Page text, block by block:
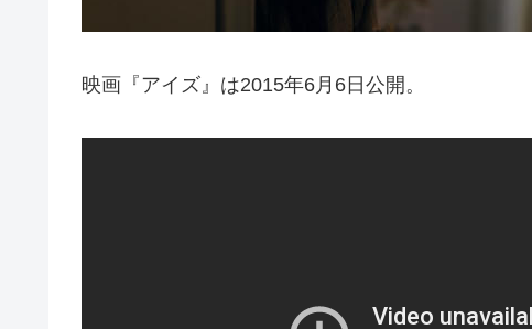
映画『アイズ』は2015年6月6日公開。